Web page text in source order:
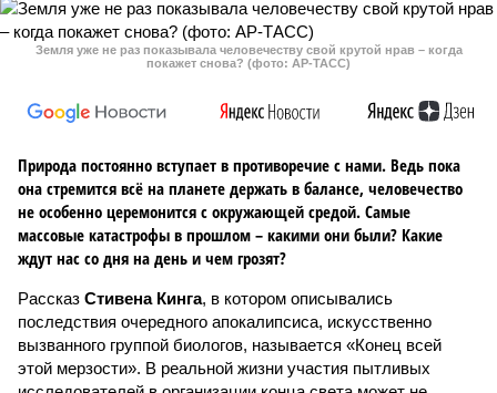
Земля уже не раз показывала человечеству свой крутой нрав – когда
покажет снова? (фото: АР-ТАСС)
Природа постоянно вступает в противоречие с нами. Ведь пока
она стремится всё на планете держать в балансе, человечество
не особенно церемонится с окружающей средой. Самые
массовые катастрофы в прошлом – какими они были? Какие
ждут нас со дня на день и чем грозят?
Рассказ Стивена Кинга, в котором описывались
последствия очередного апокалипсиса, искусственно
вызванного группой биологов, называется «Конец всей
этой мерзости». В реальной жизни участия пытливых